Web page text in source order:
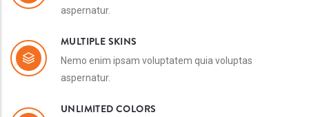
aspernatur.
MULTIPLE SKINS
Nemo enim ipsam voluptatem quia voluptas
aspernatur.
UNLIMITED COLORS